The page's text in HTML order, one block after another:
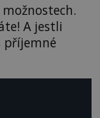
A jestli